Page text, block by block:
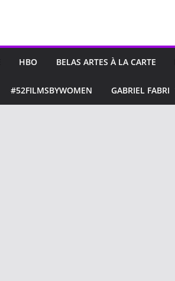
HBO BELAS ARTES À LA CARTE
#52FILMSBYWOMEN GABRIEL FABRI